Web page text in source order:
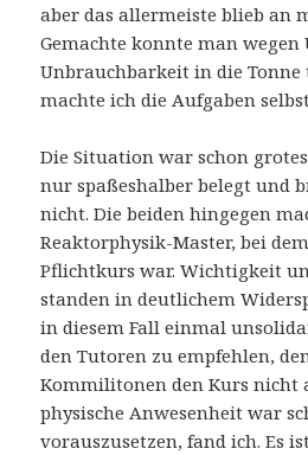
aber das allermeiste blieb an
Gemachte konnte man
Unbrauchbarkeit in die Tonne
machte ich die Aufgaben
Die Situation war schon
nur spaßeshalber belegt und
nicht. Die beiden hingegen
Reaktorphysik-Master, bei
Pflichtkurs war. Wichtigkeit
standen in deutlichem
in diesem Fall einmal
den Tutoren zu empfehlen,
Kommilitonen den Kurs nicht
physische Anwesenheit war
vorauszusetzen, fand ich. Es